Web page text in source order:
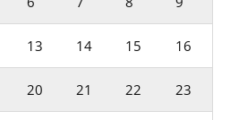
13 14 15 16
20 21 22 23